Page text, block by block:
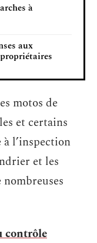
à
aux
motos de
et certains
l’inspection
et les
contrôle